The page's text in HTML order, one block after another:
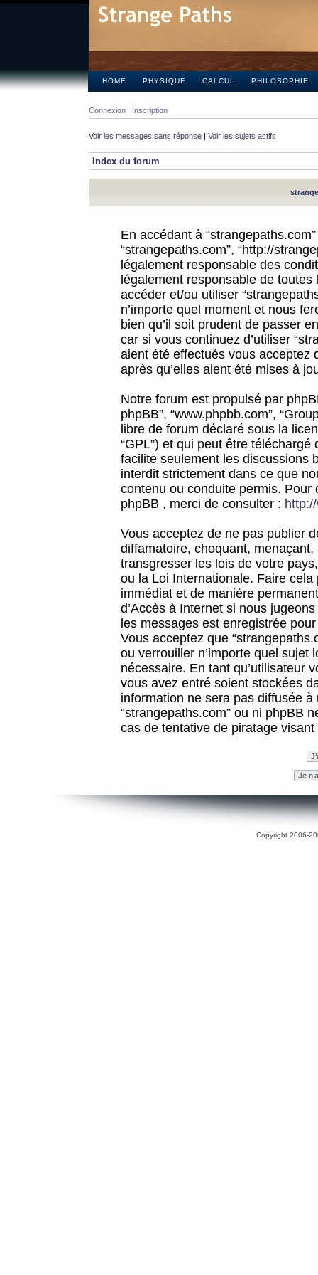
HOME PHYSIQUE CALCUL PHILOSOPHIE
Connexion Inscription
Voir les messages sans réponse | Voir les sujets actifs
Index du forum
En accédant à
“strangepaths.com”, “http://
légalement responsable des
légalement responsable de
accéder et/ou utiliser
n’importe quel moment et nous
bien qu’il soit prudent de passer
car si vous continuez d’utiliser
aient été effectués vous acceptez
après qu’elles aient été mises à
Notre forum est propulsé par
phpBB”, “www.phpbb.com”,
libre de forum déclaré sous la
“GPL”) et qui peut être téléchargé
facilite seulement les discussions
interdit strictement dans ce que
contenu ou conduite permis.
phpBB , merci de consulter :
Vous acceptez de ne pas publier
diffamatoire, choquant,
transgresser les lois de votre
ou la Loi Internationale. Faire
immédiat et de manière
d’Accès à Internet si nous
les messages est enregistrée
Vous acceptez que
ou verrouiller n’importe quel sujet
nécessaire. En tant qu’utilisateur
vous avez entré soient stockées
information ne sera pas diffusée
“strangepaths.com” ou ni phpBB
cas de tentative de piratage
Copyright 2006-